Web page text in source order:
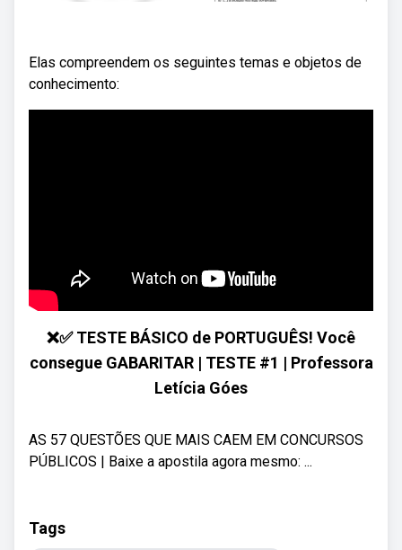
Elas compreendem os seguintes temas e objetos de
conhecimento:
❌✅ TESTE BÁSICO de PORTUGUÊS! Você
consegue GABARITAR | TESTE #1 | Professora
Letícia Góes
AS 57 QUESTÕES QUE MAIS CAEM EM CONCURSOS
PÚBLICOS | Baixe a apostila agora mesmo: ...
Tags